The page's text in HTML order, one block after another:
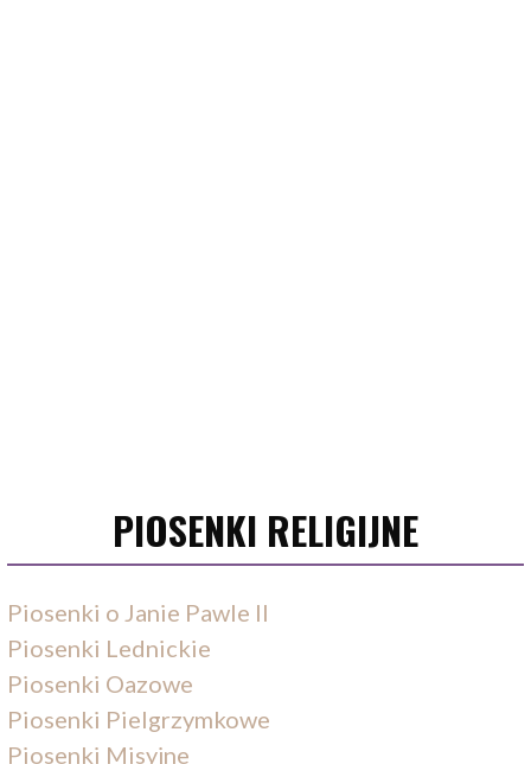
PIOSENKI RELIGIJNE
Piosenki o Janie Pawle II
Piosenki Lednickie
Piosenki Oazowe
Piosenki Pielgrzymkowe
Piosenki Misyjne